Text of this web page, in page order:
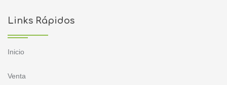
Links Rápidos
Inicio
Venta